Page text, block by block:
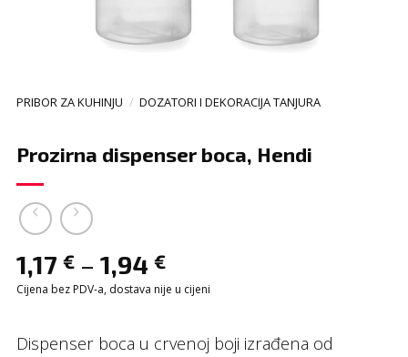
PRIBOR ZA KUHINJU / DOZATORI I DEKORACIJA TANJURA
Prozirna dispenser boca, Hendi
1,17€ –1,94€
Cijena bez PDV-a, dostava nije u cijeni
Dispenser boca u crvenoj boji izrađena od